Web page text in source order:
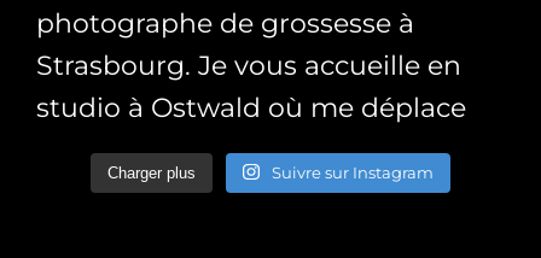
Charger plus Suivre sur Instagram